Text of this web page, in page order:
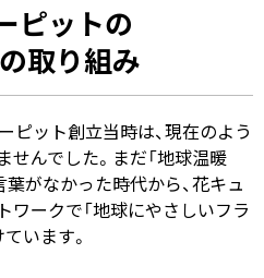
ピットの
取り組み
ピット創立当時は、現在のよう
んでした。まだ「地球温暖
葉がなかった時代から、花キュ
ークで「地球にやさしいフラ
います。